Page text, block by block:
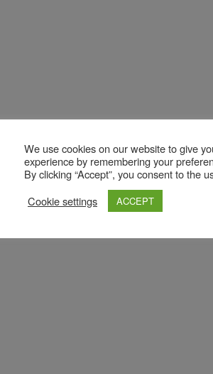
We use cookies on our website to give
experience by remembering your
By clicking “Accept”, you consent to the
Cookie settings
ACCEPT